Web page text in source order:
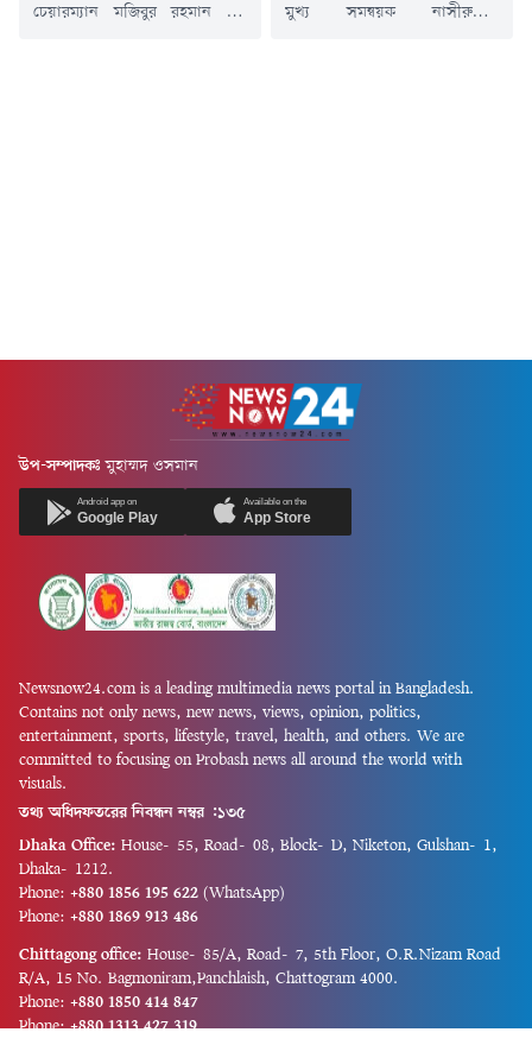
চেয়ারম্যান মজিবুর রহমান মঞ্জু
মুখ্য সমন্বয়ক নাসীরুদ্দীন
উপ-সম্পাদকঃ মুহাম্মদ ওসমান
Android app on
Google Play
Available on the
App Store
Newsnow24.com is a leading multimedia news portal in Bangladesh.
Contains not only news, new news, views, opinion, politics,
entertainment, sports, lifestyle, travel, health, and others. We are
committed to focusing on Probash news all around the world with
visuals.
তথ্য অধিদফতরের নিবন্ধন নম্বর :১৩৫
Dhaka Office: House-55, Road-08, Block-D, Niketon, Gulshan-1,
Dhaka-1212.
Phone: +880 1856 195 622 (WhatsApp)
Phone: +880 1869 913 486
Chittagong office: House-85/A, Road-7, 5th Floor, O.R.Nizam Road
R/A, 15 No. Bagmoniram,Panchlaish, Chattogram 4000.
Phone: +880 1850 414 847
Phone: +880 1313 427 319